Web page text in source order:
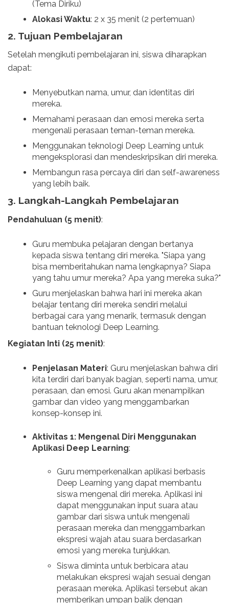
(Tema Diriku)
Alokasi Waktu: 2 x 35 menit (2 pertemuan)
2. Tujuan Pembelajaran
Setelah mengikuti pembelajaran ini, siswa diharapkan
dapat:
Menyebutkan nama, umur, dan identitas diri
mereka.
Memahami perasaan dan emosi mereka serta
mengenali perasaan teman-teman mereka.
Menggunakan teknologi Deep Learning untuk
mengeksplorasi dan mendeskripsikan diri mereka.
Membangun rasa percaya diri dan self-awareness
yang lebih baik.
3. Langkah-Langkah Pembelajaran
Pendahuluan (5 menit):
Guru membuka pelajaran dengan bertanya
kepada siswa tentang diri mereka. "Siapa yang
bisa memberitahukan nama lengkapnya? Siapa
yang tahu umur mereka? Apa yang mereka suka?"
Guru menjelaskan bahwa hari ini mereka akan
belajar tentang diri mereka sendiri melalui
berbagai cara yang menarik, termasuk dengan
bantuan teknologi Deep Learning.
Kegiatan Inti (25 menit):
Penjelasan Materi: Guru menjelaskan bahwa diri
kita terdiri dari banyak bagian, seperti nama, umur,
perasaan, dan emosi. Guru akan menampilkan
gambar dan video yang menggambarkan
konsep-konsep ini.
Aktivitas 1: Mengenal Diri Menggunakan
Aplikasi Deep Learning:
Guru memperkenalkan aplikasi berbasis
Deep Learning yang dapat membantu
siswa mengenal diri mereka. Aplikasi ini
dapat menggunakan input suara atau
gambar dari siswa untuk mengenali
perasaan mereka dan menggambarkan
ekspresi wajah atau suara berdasarkan
emosi yang mereka tunjukkan.
Siswa diminta untuk berbicara atau
melakukan ekspresi wajah sesuai dengan
perasaan mereka. Aplikasi tersebut akan
memberikan umpan balik dengan